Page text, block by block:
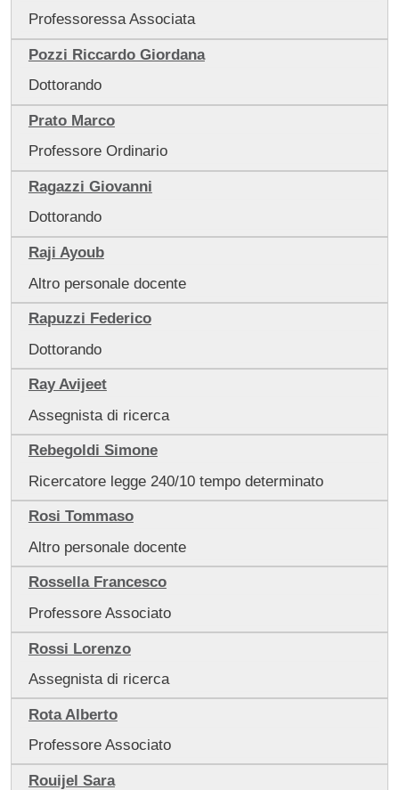
Professoressa Associata
Pozzi Riccardo Giordana
Dottorando
Prato Marco
Professore Ordinario
Ragazzi Giovanni
Dottorando
Raji Ayoub
Altro personale docente
Rapuzzi Federico
Dottorando
Ray Avijeet
Assegnista di ricerca
Rebegoldi Simone
Ricercatore legge 240/10 tempo determinato
Rosi Tommaso
Altro personale docente
Rossella Francesco
Professore Associato
Rossi Lorenzo
Assegnista di ricerca
Rota Alberto
Professore Associato
Rouijel Sara